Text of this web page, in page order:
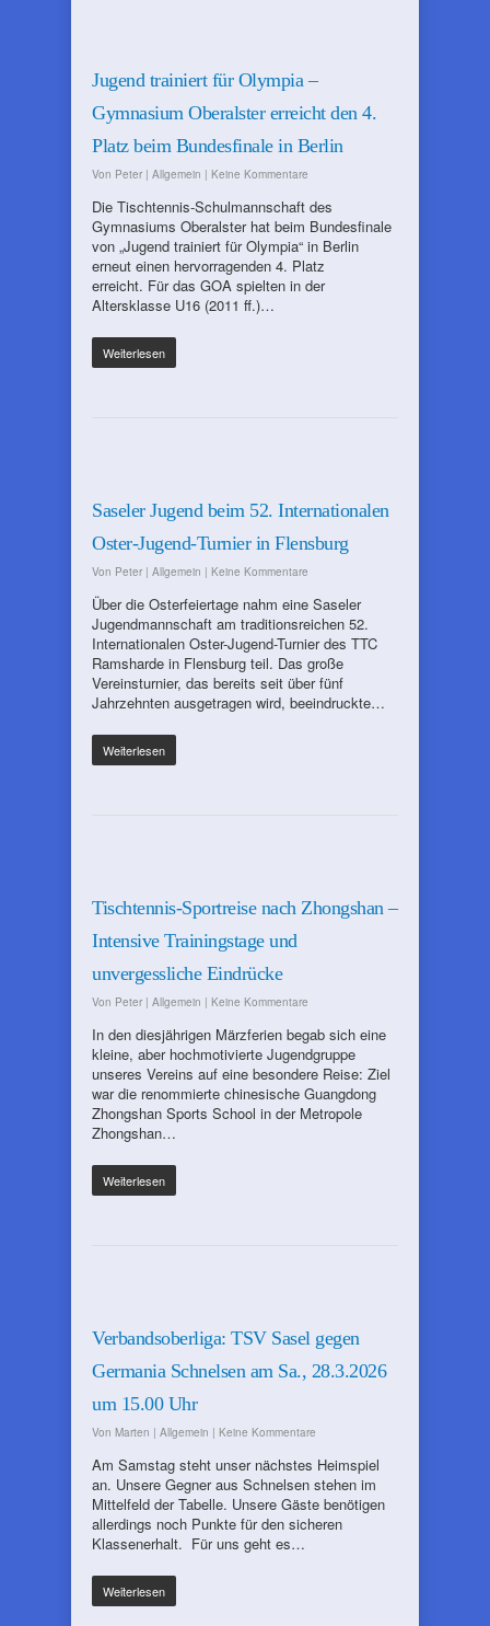
Jugend trainiert für Olympia –
Gymnasium Oberalster erreicht den 4.
Platz beim Bundesfinale in Berlin
Von Peter | Allgemein | Keine Kommentare
Die Tischtennis-Schulmannschaft des
Gymnasiums Oberalster hat beim Bundesfinale
von „Jugend trainiert für Olympia“ in Berlin
erneut einen hervorragenden 4. Platz
erreicht. Für das GOA spielten in der
Altersklasse U16 (2011 ff.)…
Weiterlesen
Saseler Jugend beim 52. Internationalen
Oster-Jugend-Turnier in Flensburg
Von Peter | Allgemein | Keine Kommentare
Über die Osterfeiertage nahm eine Saseler
Jugendmannschaft am traditionsreichen 52.
Internationalen Oster-Jugend-Turnier des TTC
Ramsharde in Flensburg teil. Das große
Vereinsturnier, das bereits seit über fünf
Jahrzehnten ausgetragen wird, beeindruckte…
Weiterlesen
Tischtennis-Sportreise nach Zhongshan –
Intensive Trainingstage und
unvergessliche Eindrücke
Von Peter | Allgemein | Keine Kommentare
In den diesjährigen Märzferien begab sich eine
kleine, aber hochmotivierte Jugendgruppe
unseres Vereins auf eine besondere Reise: Ziel
war die renommierte chinesische Guangdong
Zhongshan Sports School in der Metropole
Zhongshan…
Weiterlesen
Verbandsoberliga: TSV Sasel gegen
Germania Schnelsen am Sa., 28.3.2026
um 15.00 Uhr
Von Marten | Allgemein | Keine Kommentare
Am Samstag steht unser nächstes Heimspiel
an. Unsere Gegner aus Schnelsen stehen im
Mittelfeld der Tabelle. Unsere Gäste benötigen
allerdings noch Punkte für den sicheren
Klassenerhalt. Für uns geht es…
Weiterlesen